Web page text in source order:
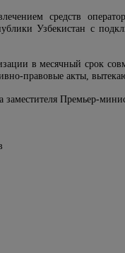
средств
Узбекистан с
в месячный срок
правовые акты,
Премьер-